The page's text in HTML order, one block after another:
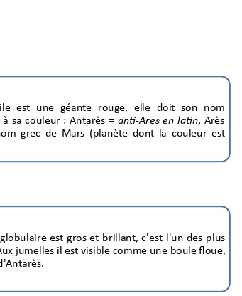
le est une géante rouge, elle doit son
nom
à sa couleur : Antarès = anti-Ares en latin, Arès
grec de Mars (planète dont la couleur est
globulaire est gros et brill ant, c'est l'un des plus
jumelles il est visible comme une boule floue,
ès.